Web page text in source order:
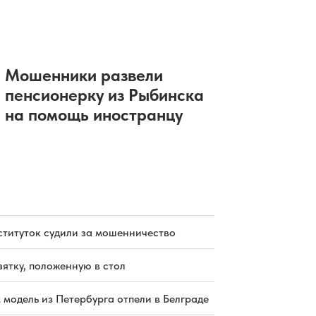
Мошенники развели
пенсионерку из Рыбинска
на помощь иностранцу
судили за мошенничество
положенную в стол
из Петербурга отпели в Белграде